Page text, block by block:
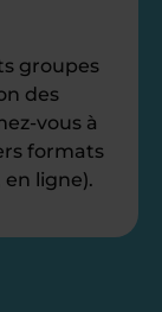
groupes
des
vous à
formats
ligne).